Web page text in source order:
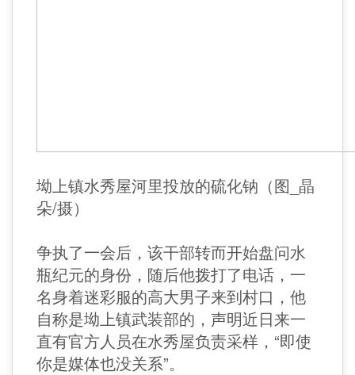
坳上镇水秀屋河里投放的硫化钠（图_晶
朵/摄）
争执了一会后，该干部转而开始盘问水
瓶纪元的身份，随后他拨打了电话，一
名身着迷彩服的高大男子来到村口，他
自称是坳上镇武装部的，声明近日来一
直有官方人员在水秀屋负责采样，“即使
你是媒体也没关系”。